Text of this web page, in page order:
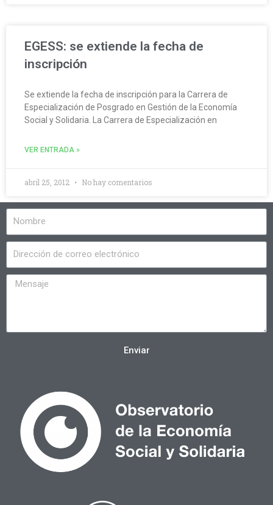
EGESS: se extiende la fecha de
inscripción
Se extiende la fecha de inscripción para la Carrera de
Especialización de Posgrado en Gestión de la Economía
Social y Solidaria. La Carrera de Especialización en
VER ENTRADA »
abril 25, 2012 No hay comentarios
Enviar